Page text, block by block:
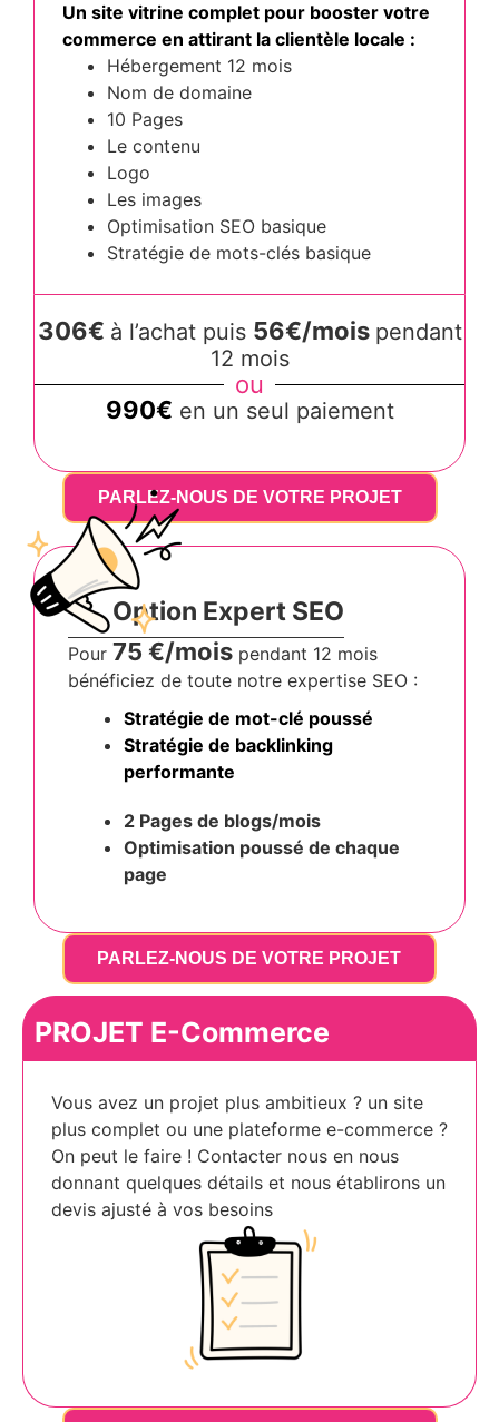
Un site vitrine complet pour booster votre
commerce en attirant la clientèle locale :
Hébergement 12 mois
Nom de domaine
10 Pages
Le contenu
Logo
Les images
Optimisation SEO basique
Stratégie de mots-clés basique
306€ à l’achat puis 56€/mois pendant
12 mois
ou
990€ en un seul paiement
PARLEZ-NOUS DE VOTRE PROJET
Option Expert SEO
Pour 75 €/mois pendant 12 mois
bénéficiez de toute notre expertise SEO :
Stratégie de mot-clé poussé
Stratégie de backlinking
performante
2 Pages de blogs/mois
Optimisation poussé de chaque
page
PARLEZ-NOUS DE VOTRE PROJET
PROJET E-Commerce
Vous avez un projet plus ambitieux ? un site
plus complet ou une plateforme e-commerce ?
On peut le faire ! Contacter nous en nous
donnant quelques détails et nous établirons un
devis ajusté à vos besoins